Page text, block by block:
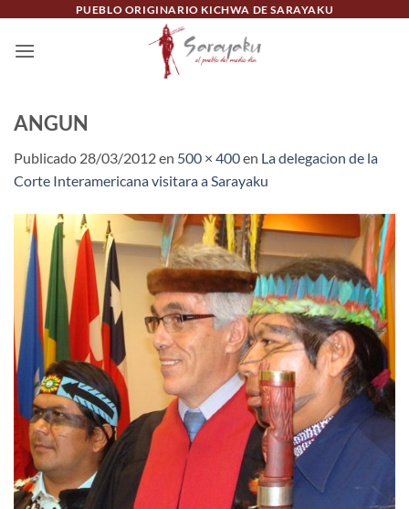
contenido
PUEBLO ORIGINARIO KICHWA DE SARAYAKU
ANGUN
Publicado 28/03/2012en 500 × 400en La delegacion de la
Corte Interamericana visitara a Sarayaku